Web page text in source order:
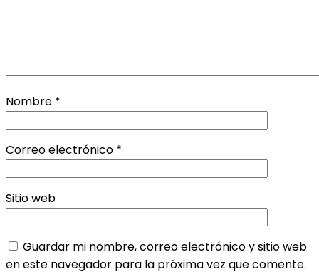
Nombre *
Correo electrónico *
Sitio web
Guardar mi nombre, correo electrónico y sitio web
en este navegador para la próxima vez que comente.